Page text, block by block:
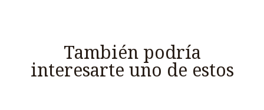
También podría
interesarte uno de estos